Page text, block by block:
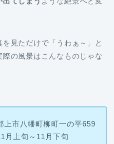
見ただけで「うわぁ～」と
の風景はこんなものじゃな
上市八幡町柳町一の平659
月上旬～11月下旬